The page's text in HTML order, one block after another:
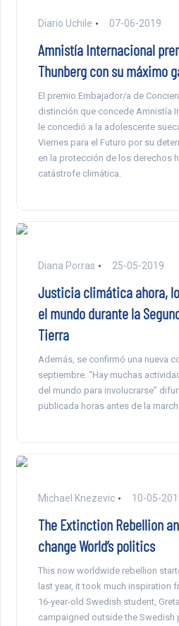
Diario Uchile 07-06-2019
Amnistía Internacional
Thunberg con su máximo
El premio Embajador/a de
distinción que concede Amnistía
le concedió a la adolescente
Viernes para el Futuro por su
en la protección de los derechos
catástrofe climática.
Diana Porras 25-05-2019
Justicia climática ahora,
el mundo durante la
Tierra
Además, se confirmó una nueva
septiembre. “Hay muchas
del mundo para involucrarse”
publicada horas antes de la
Michael Knezevic 10-05-
The Extinction Rebellion
change World’s politics
This now worldwide rebellion
last year, it took much inspiration
16-year-old Swedish student,
campaigned outside the Swedish